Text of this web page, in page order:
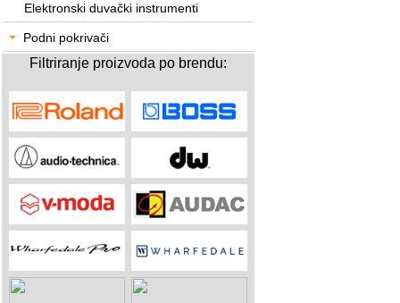
Elektronski duvački instrumenti
Podni pokrivači
Filtriranje proizvoda po brendu: